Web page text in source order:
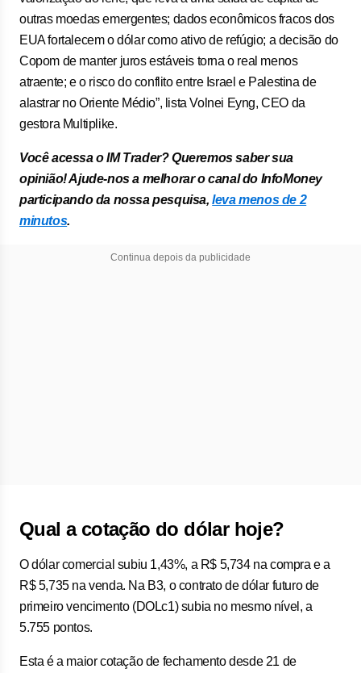
outras moedas emergentes; dados econômicos fracos dos
EUA fortalecem o dólar como ativo de refúgio; a decisão do
Copom de manter juros estáveis torna o real menos
atraente; e o risco do conflito entre Israel e Palestina de
alastrar no Oriente Médio”, lista Volnei Eyng, CEO da
gestora Multiplike.
Você acessa o IM Trader? Queremos saber sua
opinião! Ajude-nos a melhorar o canal do InfoMoney
participando da nossa pesquisa,leva menos de 2
minutos.
Continua depois da publicidade
Qual a cotação do dólar hoje?
O dólar comercial subiu 1,43%, a R$ 5,734 na compra e a
R$ 5,735 na venda. Na B3, o contrato de dólar futuro de
primeiro vencimento (DOLc1) subia no mesmo nível, a
5.755 pontos.
Esta é a maior cotação de fechamento desde 21 de